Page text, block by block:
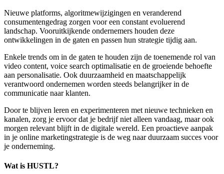
Nieuwe platforms, algoritmewijzigingen en veranderend
consumentengedrag zorgen voor een constant evoluerend
landschap. Vooruitkijkende ondernemers houden deze
ontwikkelingen in de gaten en passen hun strategie tijdig aan.
Enkele trends om in de gaten te houden zijn de toenemende rol van
video content, voice search optimalisatie en de groeiende behoefte
aan personalisatie. Ook duurzaamheid en maatschappelijk
verantwoord ondernemen worden steeds belangrijker in de
communicatie naar klanten.
Door te blijven leren en experimenteren met nieuwe technieken en
kanalen, zorg je ervoor dat je bedrijf niet alleen vandaag, maar ook
morgen relevant blijft in de digitale wereld. Een proactieve aanpak
in je online marketingstrategie is de weg naar duurzaam succes voor
je onderneming.
Wat is HUSTL?